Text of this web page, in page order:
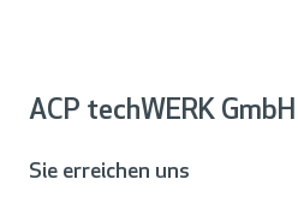
ACP techWERK GmbH
Sie erreichen uns